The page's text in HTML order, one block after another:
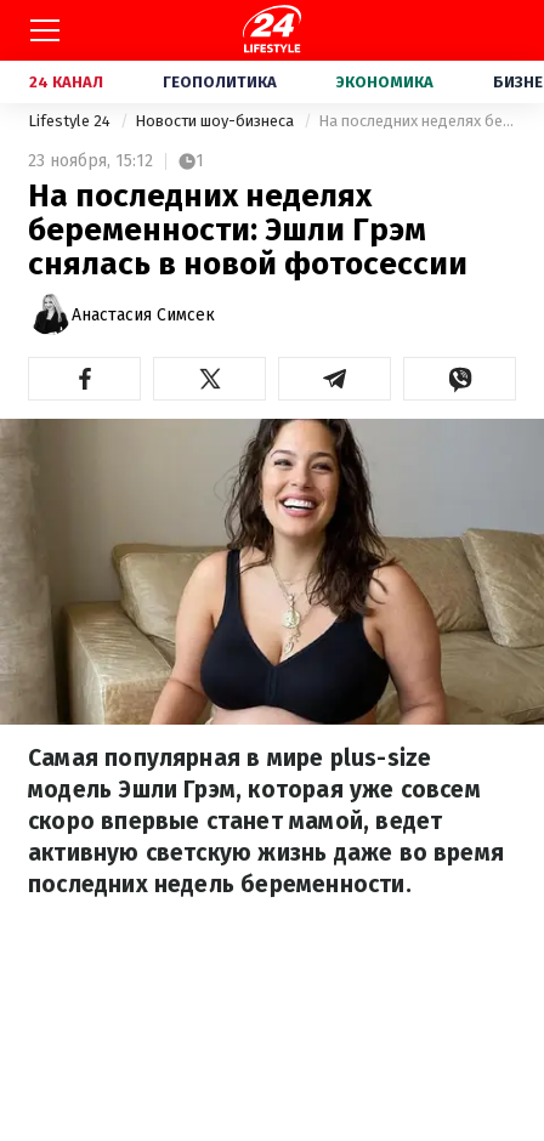
24 КАНАЛ ГЕОПОЛИТИКА ЭКОНОМИКА
Lifestyle 24 Новости шоу-бизнеса На последних неделях беременности: Эшли Грэм снялась в новой фотосессии
23 ноября, 15:12 1
На последних неделях
беременности: Эшли Грэм
снялась в новой фотосессии
Анастасия Симсек
Самая популярная в мире plus-size
модель Эшли Грэм, которая уже совсем
скоро впервые станет мамой, ведет
активную светскую жизнь даже во время
последних недель беременности.